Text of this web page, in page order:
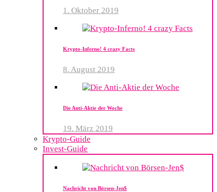
1. Oktober 2019
Krypto-Inferno! 4 crazy Facts
8. August 2019
Die Anti-Aktie der Woche
19. März 2019
Krypto-Guide
Invest-Guide
Nachricht von Börsen-Jen$